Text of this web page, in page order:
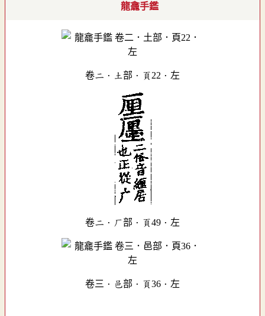
龍龕手鑑
卷二．土部．頁22．左
卷二．厂部．頁49．左
卷三．邑部．頁36．左